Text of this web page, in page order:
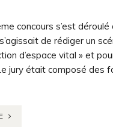
concours s’est déroulé
de rédiger un
d’espace vital » et
jury était composé des